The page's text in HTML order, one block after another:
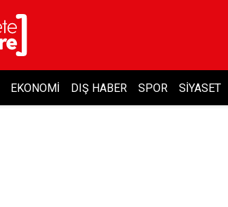
EKONOMI DIŞ HABER SPOR SIYASET